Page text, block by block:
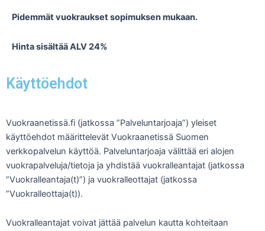
Pidemmät vuokraukset sopimuksen mukaan.
Hinta sisältää ALV 24%
Käyttöehdot
Vuokraanetissä.fi (jatkossa ”Palveluntarjoaja”) yleiset
käyttöehdot määrittelevät Vuokraanetissä Suomen
verkkopalvelun käyttöä. Palveluntarjoaja välittää eri alojen
vuokrapalveluja/tietoja ja yhdistää vuokralleantajat (jatkossa
”Vuokralleantaja(t)”) ja vuokralleottajat (jatkossa
”Vuokralleottaja(t)).
Vuokralleantajat voivat jättää palvelun kautta kohteitaan